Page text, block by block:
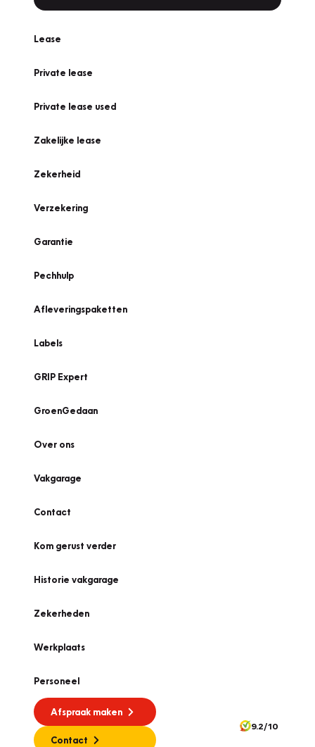
Lease
Private lease
Private lease used
Zakelijke lease
Zekerheid
Verzekering
Garantie
Pechhulp
Afleveringspaketten
Labels
GRIP Expert
GroenGedaan
Over ons
Vakgarage
Contact
Kom gerust verder
Historie vakgarage
Zekerheden
Werkplaats
Personeel
Afspraak maken
Contact
9.2/10